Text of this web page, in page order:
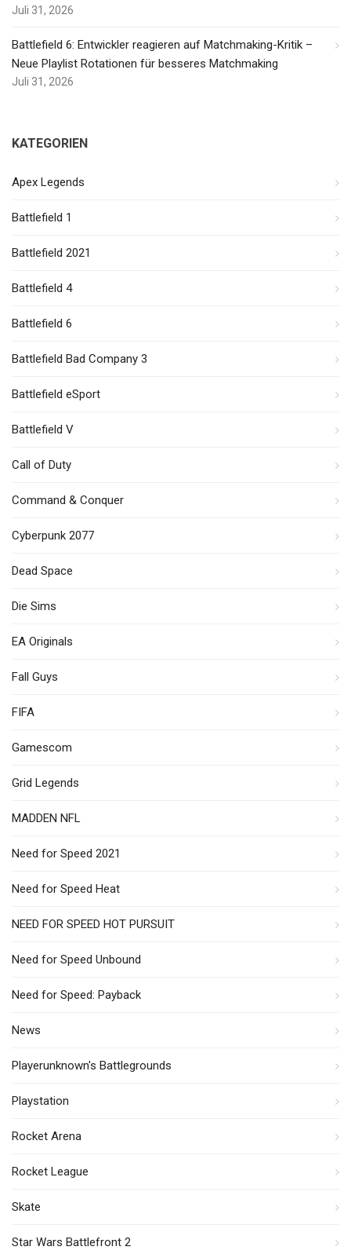
Juli 31, 2026
Battlefield 6: Entwickler reagieren auf Matchmaking-Kritik –
Neue Playlist Rotationen für besseres Matchmaking
Juli 31, 2026
KATEGORIEN
Apex Legends
Battlefield 1
Battlefield 2021
Battlefield 4
Battlefield 6
Battlefield Bad Company 3
Battlefield eSport
Battlefield V
Call of Duty
Command & Conquer
Cyberpunk 2077
Dead Space
Die Sims
EA Originals
Fall Guys
FIFA
Gamescom
Grid Legends
MADDEN NFL
Need for Speed 2021
Need for Speed Heat
NEED FOR SPEED HOT PURSUIT
Need for Speed Unbound
Need for Speed: Payback
News
Playerunknown's Battlegrounds
Playstation
Rocket Arena
Rocket League
Skate
Star Wars Battlefront 2